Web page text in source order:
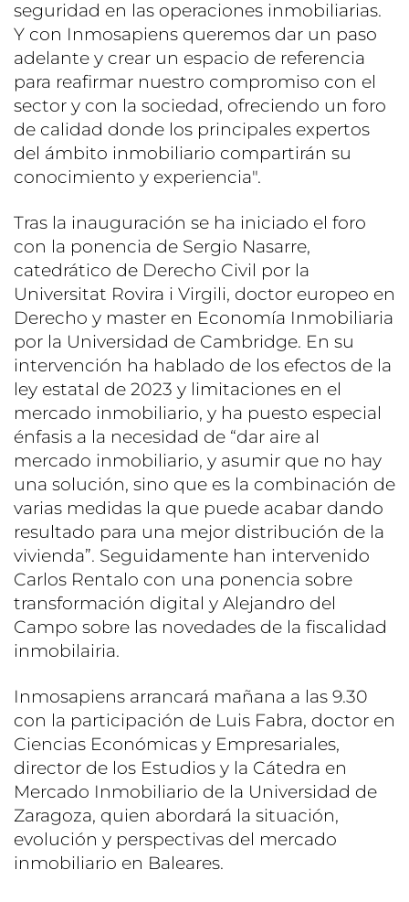
seguridad en las operaciones inmobiliarias.
Y con Inmosapiens queremos dar un paso
adelante y crear un espacio de referencia
para reafirmar nuestro compromiso con el
sector y con la sociedad, ofreciendo un foro
de calidad donde los principales expertos
del ámbito inmobiliario compartirán su
conocimiento y experiencia".
Tras la inauguración se ha iniciado el foro
con la ponencia de Sergio Nasarre,
catedrático de Derecho Civil por la
Universitat Rovira i Virgili, doctor europeo en
Derecho y master en Economía Inmobiliaria
por la Universidad de Cambridge. En su
intervención ha hablado de los efectos de la
ley estatal de 2023 y limitaciones en el
mercado inmobiliario, y ha puesto especial
énfasis a la necesidad de “dar aire al
mercado inmobiliario, y asumir que no hay
una solución, sino que es la combinación de
varias medidas la que puede acabar dando
resultado para una mejor distribución de la
vivienda”. Seguidamente han intervenido
Carlos Rentalo con una ponencia sobre
transformación digital y Alejandro del
Campo sobre las novedades de la fiscalidad
inmobilairia.
Inmosapiens arrancará mañana a las 9.30
con la participación de Luis Fabra, doctor en
Ciencias Económicas y Empresariales,
director de los Estudios y la Cátedra en
Mercado Inmobiliario de la Universidad de
Zaragoza, quien abordará la situación,
evolución y perspectivas del mercado
inmobiliario en Baleares.